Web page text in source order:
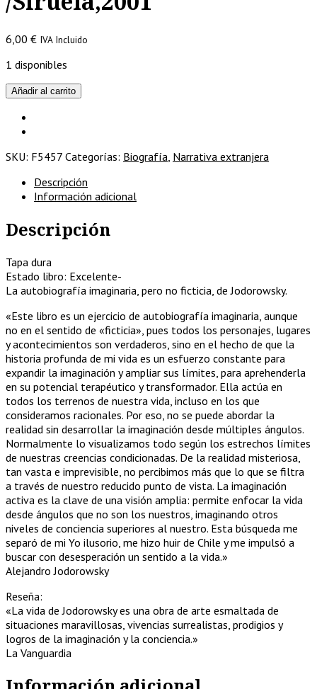
6,00 € IVA Incluido
1 disponibles
La
danza
/Alejandro
/Siruela,2001
cantidad
Añadir al carrito
SKU: F5457 Categorías: Biografía Narrativa extranjera
Descripción
Información adicional
Descripción
Tapa dura
Estado libro: Excelente-
La autobiografía imaginaria, pero no ficticia, de Jodorowsky.
«Este libro es un ejercicio de autobiografía imaginaria, aunque
no en el sentido de «ficticia», pues todos los personajes, lugares
y acontecimientos son verdaderos, sino en el hecho de que la
historia profunda de mi vida es un esfuerzo constante para
expandir la imaginación y ampliar sus límites, para aprehenderla
en su potencial terapéutico y transformador. Ella actúa en
todos los terrenos de nuestra vida, incluso en los que
consideramos racionales. Por eso, no se puede abordar la
realidad sin desarrollar la imaginación desde múltiples ángulos.
Normalmente lo visualizamos todo según los estrechos límites
de nuestras creencias condicionadas. De la realidad misteriosa,
tan vasta e imprevisible, no percibimos más que lo que se filtra
a través de nuestro reducido punto de vista. La imaginación
activa es la clave de una visión amplia: permite enfocar la vida
desde ángulos que no son los nuestros, imaginando otros
niveles de conciencia superiores al nuestro. Esta búsqueda me
separó de mi Yo ilusorio, me hizo huir de Chile y me impulsó a
buscar con desesperación un sentido a la vida.»
Alejandro Jodorowsky
Reseña:
«La vida de Jodorowsky es una obra de arte esmaltada de
situaciones maravillosas, vivencias surrealistas, prodigios y
logros de la imaginación y la conciencia.»
La Vanguardia